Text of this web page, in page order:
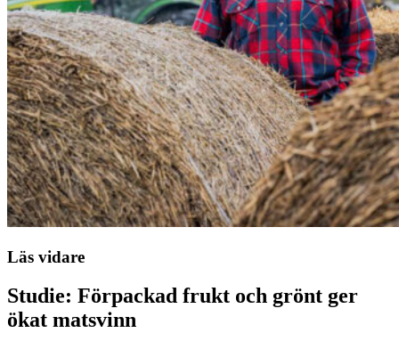
Läs vidare
Studie: Förpackad frukt och grönt ger
ökat matsvinn